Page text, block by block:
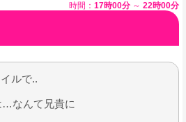
時間： 17時00分 ～ 22時00分
ルで..
…なんて兄貴に